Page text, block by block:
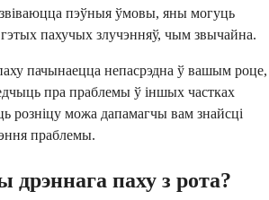
пэўныя ўмовы, яны могуць
пахучых злучэнняў, чым звычайна.
пачынаецца непасрэдна ў вашым роце,
пра праблемы ў іншых частках
розніцу можа дапамагчы вам знайсці
праблемы.
дрэннага паху з рота?